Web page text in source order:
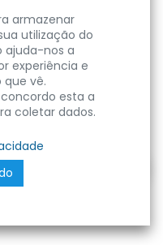
ACCENTO -
Box
armazenar
utilização do
ajuda-nos a
experiência e
que vê.
esta a
coletar dados.